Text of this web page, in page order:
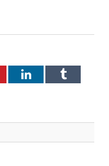
LinkedInTumblr